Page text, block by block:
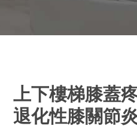
上下樓梯膝蓋
退化性膝關節